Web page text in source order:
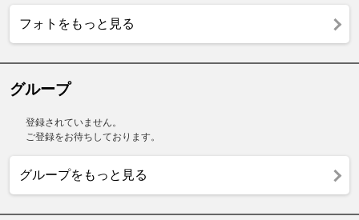
フォトをもっと見る
グループ
登録されていません。
ご登録をお待ちしております。
グループをもっと見る